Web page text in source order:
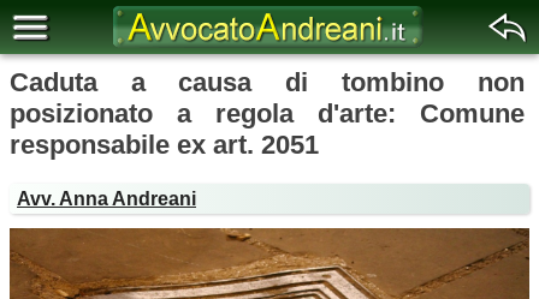
Caduta a causa di tombino non
posizionato a regola d'arte: Comune
responsabile ex art. 2051
Avv. Anna Andreani